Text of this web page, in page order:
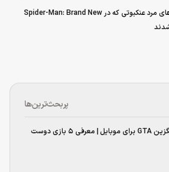
۶ کاور از کمیک‌های مرد عنکبوتی که در Spider-Man: Brand New
پربحث‌ترین‌ها
بازی های جایگزین GTA برای موبایل | معرفی ۵ بازی دوست